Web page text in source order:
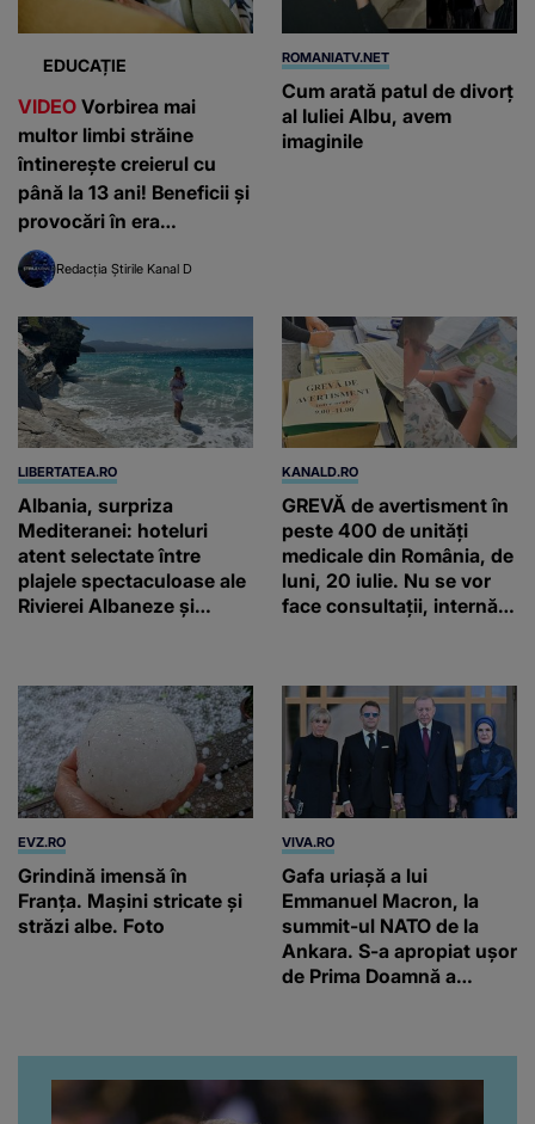
EDUCAȚIE
VIDEO Vorbirea mai
multor limbi străine
întinerește creierul cu
până la 13 ani! Beneficii și
provocări în era
inteligenței artificiale
Redacția Știrile Kanal D
ROMANIATV.NET
Cum arată patul de divorţ
al Iuliei Albu, avem
imaginile
LIBERTATEA.RO
Albania, surpriza
Mediteranei: hoteluri
atent selectate între
plajele spectaculoase ale
Rivierei Albaneze și
KANALD.RO
GREVĂ de avertisment în
peste 400 de unități
medicale din România, de
luni, 20 iulie. Nu se vor
face consultații, internări
EVZ.RO
Grindină imensă în
Franța. Mașini stricate și
străzi albe. Foto
VIVA.RO
Gafa uriașă a lui
Emmanuel Macron, la
summit-ul NATO de la
Ankara. S-a apropiat ușor
de Prima Doamnă a
înconjurul presei